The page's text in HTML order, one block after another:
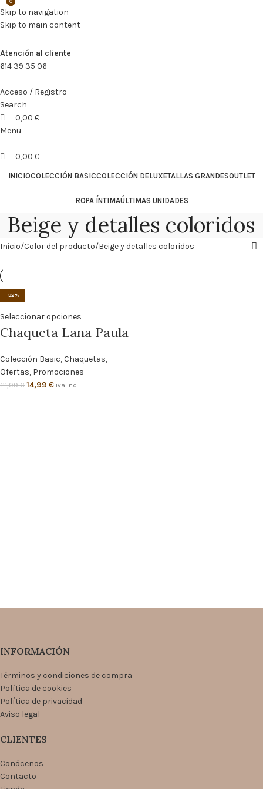
Skip to navigation
Skip to main content
🔥 PROMO NÁCAR DESDE 4'99 € HASTA 19'99 €
🔥PROMO NÁCAR DESDE 4'99 € HASTA 19'99 €
Atención al cliente
614 39 35 06
Acceso / Registro
Search
0
0,00 €
Menu
0
0,00 €
INICIOCOLECCIÓN BASICCOLECCIÓN DELUXETALLAS GRANDESOUTLET
ROPA ÍNTIMAÚLTIMAS UNIDADES
Beige y detalles coloridos
Inicio Color del producto Beige y detalles coloridos
-32%
Seleccionar opciones
Chaqueta Lana Paula
Colección Basic,Chaquetas,
Ofertas, Promociones
21,99€ 14,99 € iva incl.
INFORMACIÓN
Términos y condiciones de compra
Política de cookies
Política de privacidad
Aviso legal
CLIENTES
Conócenos
Contacto
0